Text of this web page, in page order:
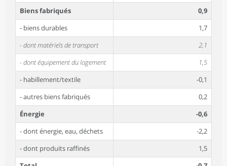
Biens fabriqués
0,9
- biens durables
1,7
- dont matériels de transport
2,1
- dont équipement du logement
1,5
- habillement/textile
-0,1
- autres biens fabriqués
0,2
Énergie
-0,6
- dont énergie, eau, déchets
-2,2
- dont produits raffinés
1,5